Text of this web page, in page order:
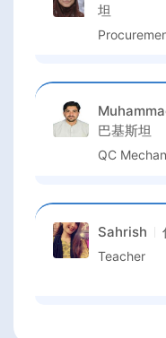
坦
巴基斯坦
QC
Sahrish
Teacher